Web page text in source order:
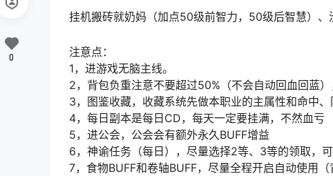
挂机搬砖就奶妈（加点50级前智力，50级后智慧）、
注意点：
1，进游戏无脑主线。
2，背包负重注意不要超过50%（不会自动回血回蓝
3，图鉴收藏，收藏系统先做本职业的主属性和命中、
4，每日副本是每日CD，每天一定要挂满，不然血亏
5，进公会，公会会有额外永久BUFF增益
6，神谕任务（每日），尽量选择2等、3等的领取，可
7，食物BUFF和卷轴BUFF，尽量全程开启自动使用
0